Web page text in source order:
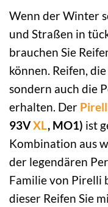
Wenn der Winter
und Straßen in
brauchen Sie
können. Reifen,
sondern auch die
erhalten. Der
93VXL, MO1) ist
Kombination aus
der legendären
Familie von Pirelli
dieser Reifen Sie